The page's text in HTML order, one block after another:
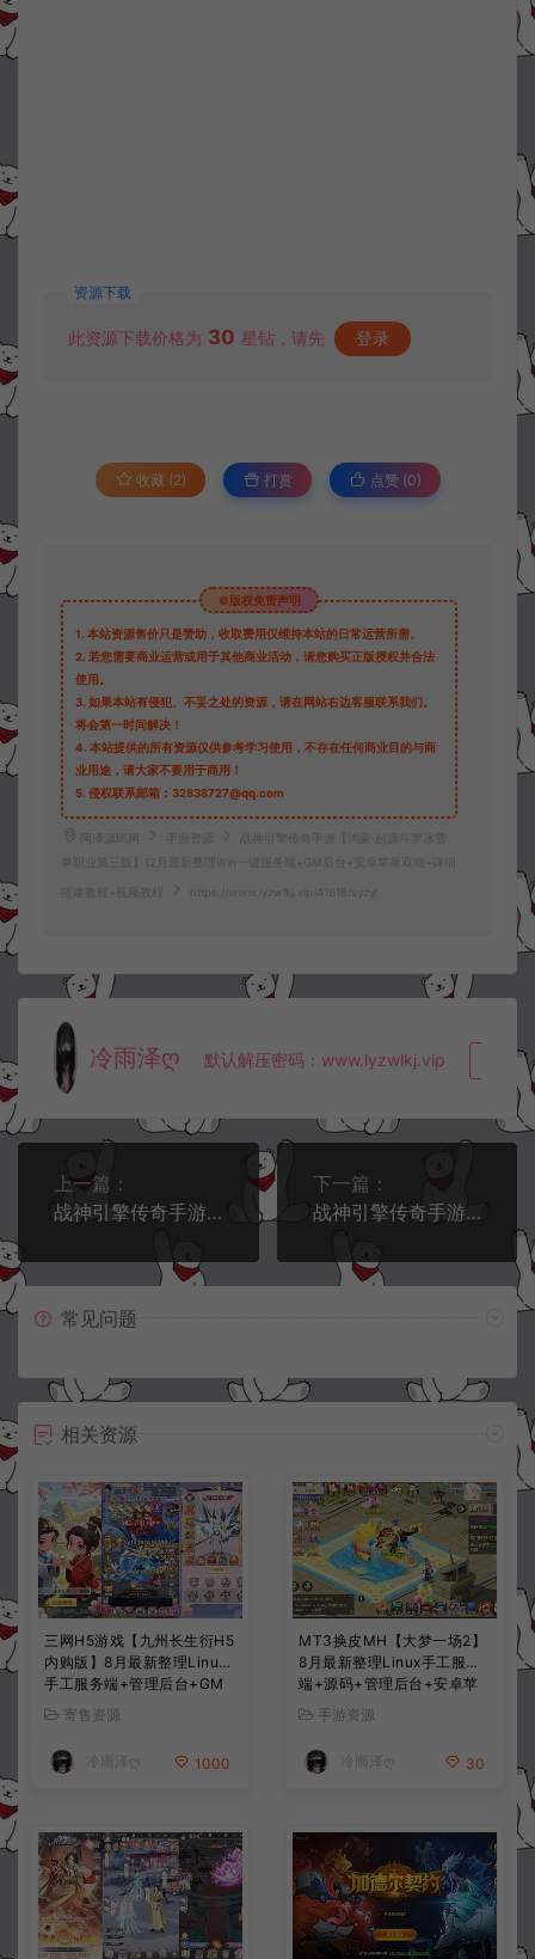
资源下载
此资源下载价格为 30 星钻，请先 登录
收藏 (2) 打赏 点赞 (0)
©版权免责声明
1. 本站资源售价只是赞助，收取费用仅维持本站的日常运营所需。
2. 若您需要商业运营或用于其他商业活动，请您购买正版授权并合法
使用。
3. 如果本站有侵犯、不妥之处的资源，请在网站右边客服联系我们。
将会第一时间解决！
4. 本站提供的所有资源仅供参考学习使用，不存在任何商业目的与商
业用途，请大家不要用于商用！
5. 侵权联系邮箱：32838727@qq.com
阿泽源码网 手游资源
战神引擎传奇手游【鸿蒙·起源斗罗冰雪
单职业第三版】12月最新整理Win一键服务端+GM后台+安卓苹果双端+详细
搭建教程+视频教程 https://www.lyzwlkj.vip/41618/syzy/
冷雨泽ღ 默认解压密码：www.lyzwlkj.vip 复
上一篇：
战神引擎传奇手游【新UI逍遥沉默合击三职业】12月最新整理Win一键服务端+GM授权后台+安卓苹果双端+详细搭建教程+视频教程
下一篇：
战神引擎传奇手游【1.80腾飞战神三职业】12月最新整理Win一键服务端+GM授权后台+安卓苹果双端+详细搭建教程+视频教程
常见问题
相关资源
三网H5游戏【九州长生衍H5
内购版】8月最新整理Linux
手工服务端+管理后台+GM
授权后台+简易安卓客户端
+详细搭建教程+视频教程
寄售资源
冷雨泽ღ 1000
MT3换皮MH【大梦一场2】
8月最新整理Linux手工服务
端+源码+管理后台+安卓苹
果双端+详细搭建教程+视频
教程
手游资源
冷雨泽ღ 30